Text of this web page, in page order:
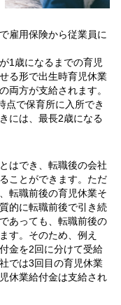
雇用保険から従業員に
1歳になるまでの育児
る形で出生時育児休業
両方が支給されます。
点で保育所に入所でき
には、最長2歳になる
はでき、転職後の会社
ことができます。ただ
転職前後の育児休業そ
的に転職前後で引き続
あっても、転職前後の
す。そのため、例え
金を2回に分けて受給
では3回目の育児休業
休業給付金は支給され